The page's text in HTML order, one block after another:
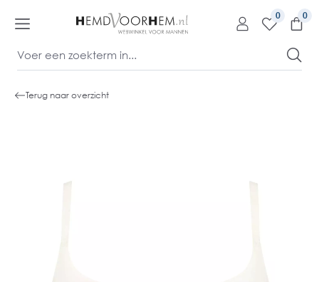
0
Terug naar overzicht